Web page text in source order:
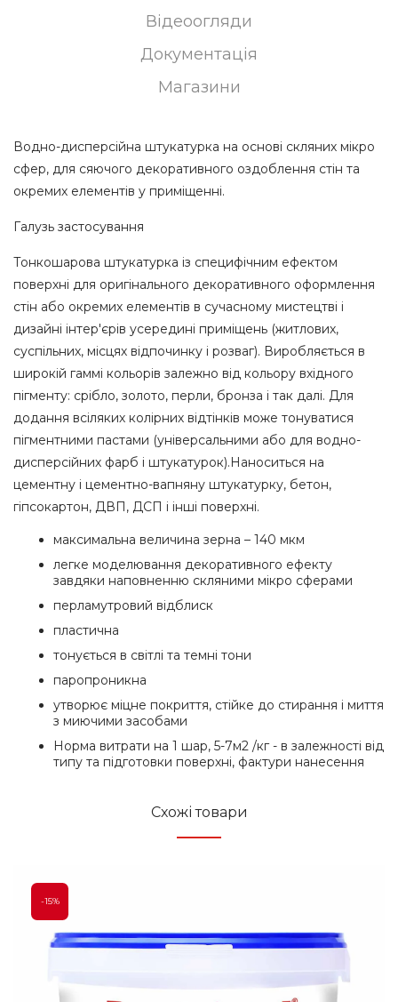
Відеоогляди
Документація
Магазини
Водно-дисперсійна штукатурка на основі скляних мікро
сфер, для сяючого декоративного оздоблення стін та
окремих елементів у приміщенні.
Галузь застосування
Тонкошарова штукатурка із специфічним ефектом
поверхні для оригінального декоративного оформлення
стін або окремих елементів в сучасному мистецтві і
дизайні інтер'єрів усередині приміщень (житлових,
суспільних, місцях відпочинку і розваг). Виробляється в
широкій гаммі кольорів залежно від кольору вхідного
пігменту: срібло, золото, перли, бронза і так далі. Для
додання всіляких колірних відтінків може тонуватися
пігментними пастами (універсальними або для водно-
дисперсійних фарб і штукатурок).Наноситься на
цементну і цементно-вапняну штукатурку, бетон,
гіпсокартон, ДВП, ДСП і інші поверхні.
максимальна величина зерна – 140 мкм
легке моделювання декоративного ефекту
завдяки наповненню скляними мікро сферами
перламутровий відблиск
пластична
тонується в світлі та темні тони
паропроникна
утворює міцне покриття, стійке до стирання і миття
з миючими засобами
Норма витрати на 1 шар, 5-7м2 /кг - в залежності від
типу та підготовки поверхні, фактури нанесення
Схожі товари
-15%